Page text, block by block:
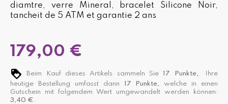
diamtre, verre Mineral, bracelet Silicone Noir,
tancheit de 5 ATM et garantie 2 ans
179,00 €
Beim Kauf dieses Artikels sammeln Sie17 Punkte, . Ihre
heutige Bestellung umfasst dann 17 Punkte,
welche in einen
Gutschein mit folgendem Wert umgewandelt werden können:
3,40 € .